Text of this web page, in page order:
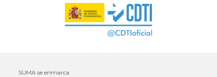
SUMA se enmarca